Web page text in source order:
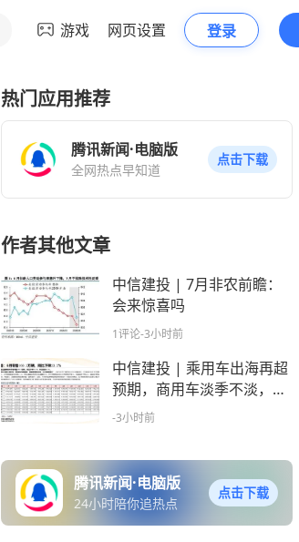
游戏 网页设置 登录
热门应用推荐
腾讯新闻·电脑版
全网热点早知道
点击下载
作者其他文章
中信建投 | 7月非农前瞻：
会来惊喜吗
1评论-3小时前
中信建投 | 乘用车出海再超
预期，商用车淡季不淡，机
器人“量产+资本化”双击在即
-3小时前
腾讯新闻·电脑版
24小时陪你追热点
点击下载